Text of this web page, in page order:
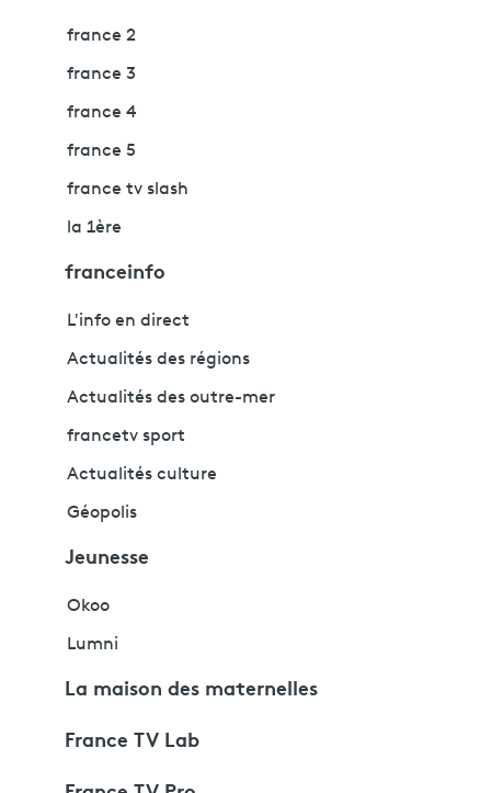
france 2
france 3
france 4
france 5
france tv slash
la 1ère
franceinfo
L'info en direct
Actualités des régions
Actualités des outre-mer
francetv sport
Actualités culture
Géopolis
Jeunesse
Okoo
Lumni
La maison des maternelles
France TV Lab